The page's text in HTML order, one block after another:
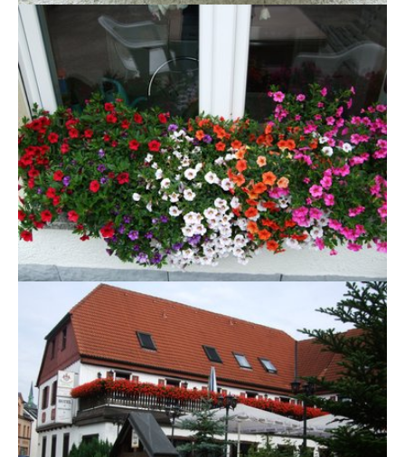
Show larger version
Show larger version